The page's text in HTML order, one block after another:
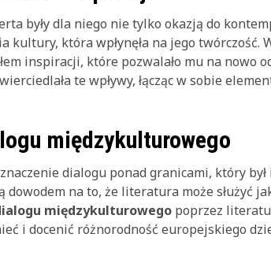
były dla niego nie tylko okazją do
kultury, która wpłynęła na jego twórczość.
inspiracji, które pozwalało mu na nowo
te wpływy, łącząc w sobie
międzykulturowego
dialogu ponad granicami, który
dowodem na to, że literatura może służyć
międzykulturowego poprzez
i docenić różnorodność europejskiego